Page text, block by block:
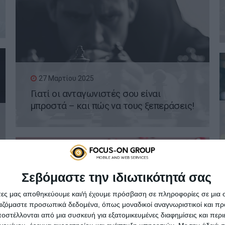
Σεβόμαστε την ιδιωτικότητά σας
μας αποθηκεύουμε και/ή έχουμε πρόσβαση σε πληροφορίες σε
προσωπικά δεδομένα, όπως μοναδικοί αναγνωριστικοί και
από μια συσκευή για εξατομικευμένες διαφημίσεις και
27 Μαρτίου 2025
Γιατί οι ανταγωνιστές σου είναι
μπροστά – και πώς να τους ξεπεράσεις!
20 Μαρτίου 2025
Viral Marketing: Πώς μπορεί ένα post να